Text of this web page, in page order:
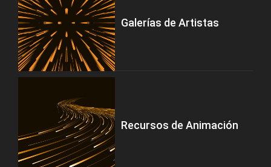
Galerías de Artistas
Recursos de Animación